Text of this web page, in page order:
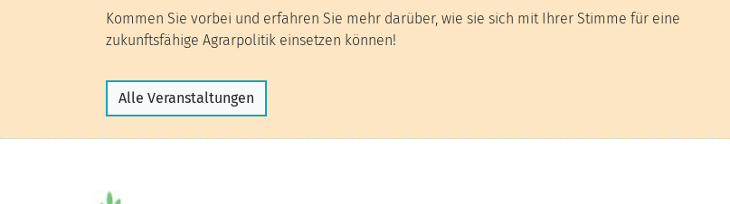
Kommen Sie vorbei und erfahren Sie mehr darüber, wie sie sich mit Ihrer Stimme für eine
zukunftsfähige Agrarpolitik einsetzen können!
Alle Veranstaltungen